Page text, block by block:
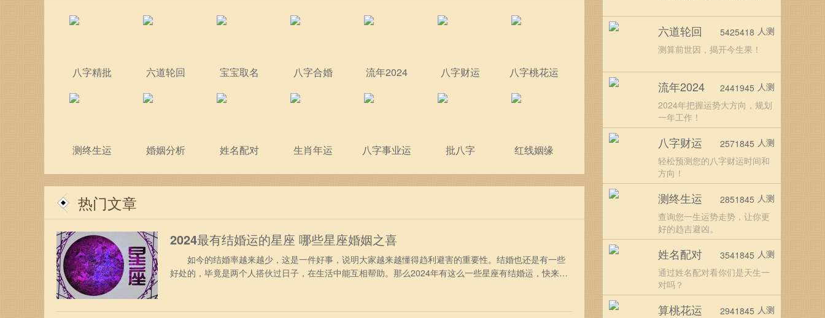
八字精批 六道轮回 宝宝取名 八字合婚 流年2024 八字财运 八字桃花运
测终生运 婚姻分析 姓名配对 生肖年运 八字事业运 批八字 红线姻缘
热门文章
2024最有结婚运的星座 哪些星座婚姻之喜
如今的结婚率越来越少，这是一件好事，说明大家越来越懂得趋利避害的重要性。结婚也还是有一些
好处的，毕竟是两个人搭伙过日子，在生活中能互相帮助。那么2024年有这么一些星座有结婚运，快来看
六道轮回
测算前世因，揭开今生果！
5425418 人测
流年2024
2024年把握运势大方向，规划
一年工作！
2441945 人测
八字财运
轻松预测您的八字财运时间和
方向！
2571845 人测
测终生运
查询您一生运势走势，让你更
好的趋吉避凶。
2851845 人测
姓名配对
通过姓名配对看你们是天生一
对吗？
3541845 人测
算桃花运 2941845 人测